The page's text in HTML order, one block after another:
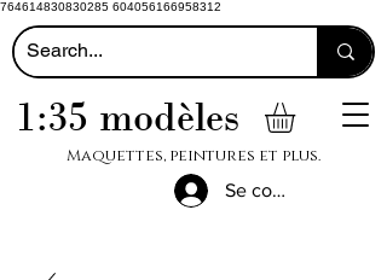
764614830830285 604056166958312
1:35 modèles
Maquettes, peintures et plus.
Se connecter